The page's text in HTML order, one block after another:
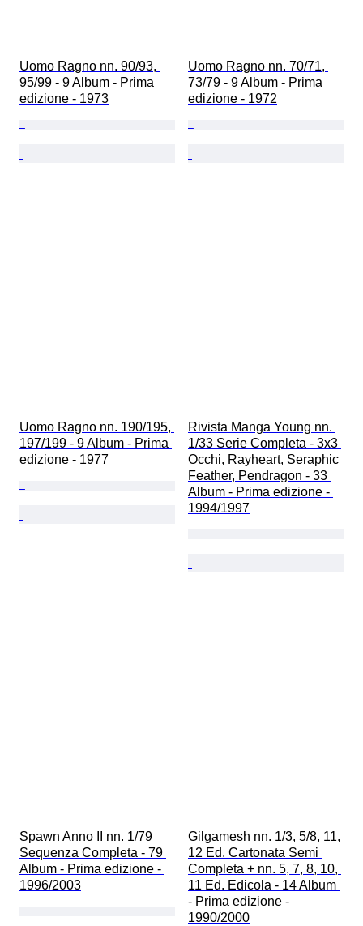
Uomo Ragno nn. 90/93,
95/99 - 9 Album - Prima
edizione - 1973
Uomo Ragno nn. 70/71,
73/79 - 9 Album - Prima
edizione - 1972
Uomo Ragno nn. 190/195,
197/199 - 9 Album - Prima
edizione - 1977
Rivista Manga Young nn.
1/33 Serie Completa - 3x3
Occhi, Rayheart, Seraphic
Feather, Pendragon - 33
Album - Prima edizione -
1994/1997
Spawn Anno II nn. 1/79
Sequenza Completa - 79
Album - Prima edizione -
1996/2003
Gilgamesh nn. 1/3, 5/8, 11,
12 Ed. Cartonata Semi
Completa + nn. 5, 7, 8, 10,
11 Ed. Edicola - 14 Album
- Prima edizione -
1990/2000